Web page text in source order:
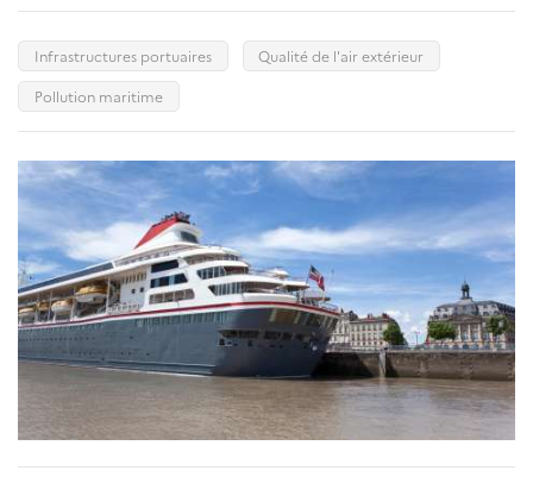
Infrastructures portuaires
Qualité de l'air extérieur
Pollution maritime